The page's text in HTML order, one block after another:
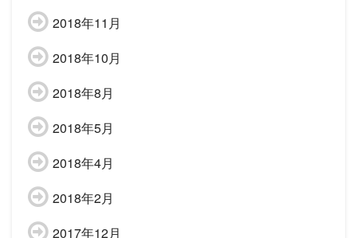
2018年11月
2018年10月
2018年8月
2018年5月
2018年4月
2018年2月
2017年12月